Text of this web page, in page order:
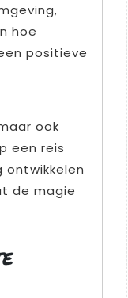
hoe
positieve
ook
een reis
ontwikkelen
de magie